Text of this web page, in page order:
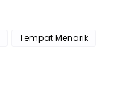
Tempat Menarik